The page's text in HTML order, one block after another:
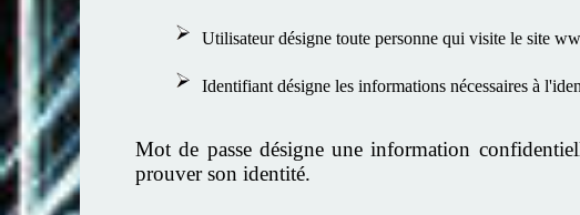
Utilisateur désigne toute personne qui visite le site
Identifiant désigne les informations nécessaires à
Mot de passe désigne une information
prouver son identité.